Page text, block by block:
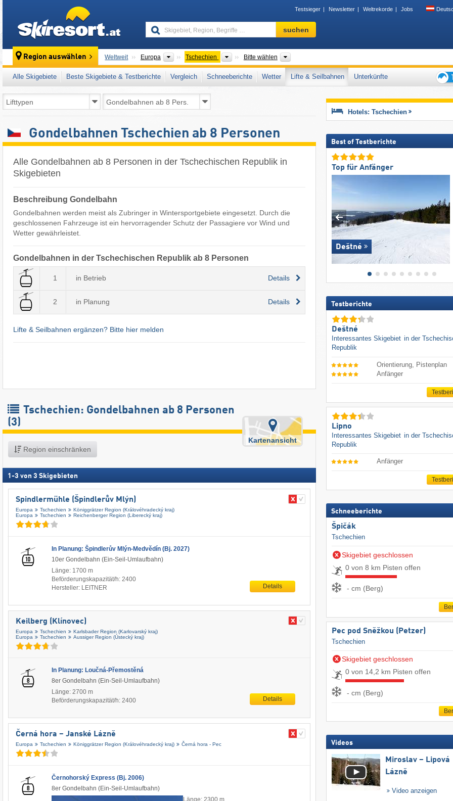
Testsieger Newsletter Weltrekorde Jobs
Skigebiet,
Region,
…
suchen
Region auswählen Weltweit Europa Kontinente
Tschechien LänderBitte wählen
Alle Skigebiete Beste Skigebiete & Testberichte Vergleich Schneeberichte Wetter Lifte & Seilbahnen
Unterkünfte
für
Gondelbahnen Tschechien ab 8 Personen
Alle Gondelbahnen ab 8 Personen in der Tschechischen Republik in
Skigebieten
Beschreibung Gondelbahn
Gondelbahnen werden meist als Zubringer in Wintersportgebiete eingesetzt. Durch die
geschlossenen Fahrzeuge ist ein hervorragender Schutz der Passagiere vor Wind und
Wetter gewährleistet.
Gondelbahnen in der Tschechischen Republik ab 8 Personen
1 in Betrieb Details
2 in Planung Details
Lifte & Seilbahnen ergänzen? Bitte hier melden
Tschechien: Gondelbahnen ab 8 Personen
(3)
Region einschränken
Kartenansicht
1 -3 von 3 Skigebieten
Spindlermühle (Špindlerův Mlýn)
Europa Tschechien
Königgrätzer Region (Královéhradecký kraj)
Europa
Tschechien Reichenberger Region (Liberecký kraj)
In Planung: Špindlerův Mlýn-Medvědín (Bj. 2027)
10er Gondelbahn (Ein-Seil-Umlaufbahn)
Länge: 1700 m
Beförderungskapazität/h: 2400
Hersteller: LEITNER
Details
Keilberg (Klínovec)
Europa Tschechien
Karlsbader Region (Karlovarský kraj)
Europa
Tschechien Aussiger Region (Ústecký kraj)
In Planung: Loučná-Přemostěná
8er Gondelbahn (Ein-Seil-Umlaufbahn)
Länge: 2700 m
Beförderungskapazität/h: 2400
Details
Černá hora – Janské Lázně
Europa Tschechien Königgrätzer Region (Královéhradecký kraj) Černá hora - Pec
Černohorský Express (Bj. 2006)
8er Gondelbahn (Ein-Seil-Umlaufbahn)
Länge: 2300 m
Hotels: Tschechien
Best of Testberichte
Top für Anfänger
Deštné
Testberichte
Deštné
Interessantes Skigebiet in der
Republik
Orientierung, Pistenplan
Anfänger
Lipno
Interessantes Skigebiet in der
Republik
Anfänger
Schneeberichte
Špičák
Tschechien
Skigebiet geschlossen
0 von 8 km Pisten offen
- cm (Berg)
Pec pod Sněžkou (Petzer)
Tschechien
Skigebiet geschlossen
0 von 14,2 km Pisten offen
- cm (Berg)
Videos
Miroslav – Lipová
Lázně
Video anzeigen